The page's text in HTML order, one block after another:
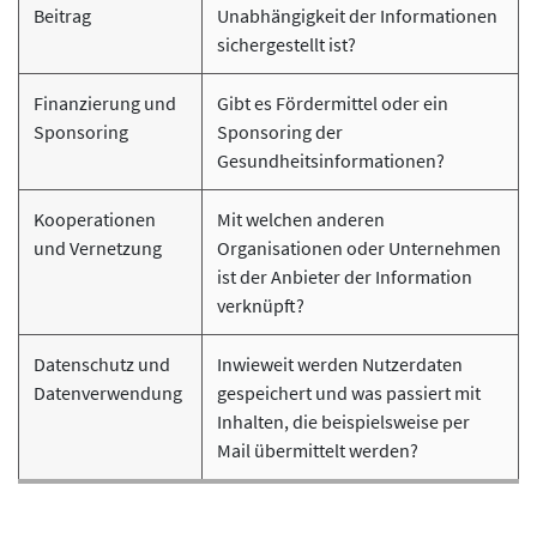
Beitrag
Unabhängigkeit der Informationen
sichergestellt ist?
Finanzierung und
Sponsoring
Gibt es Fördermittel oder ein
Sponsoring der
Gesundheitsinformationen?
Kooperationen
und Vernetzung
Mit welchen anderen
Organisationen oder Unternehmen
ist der Anbieter der Information
verknüpft?
Datenschutz und
Datenverwendung
Inwieweit werden Nutzerdaten
gespeichert und was passiert mit
Inhalten, die beispielsweise per
Mail übermittelt werden?